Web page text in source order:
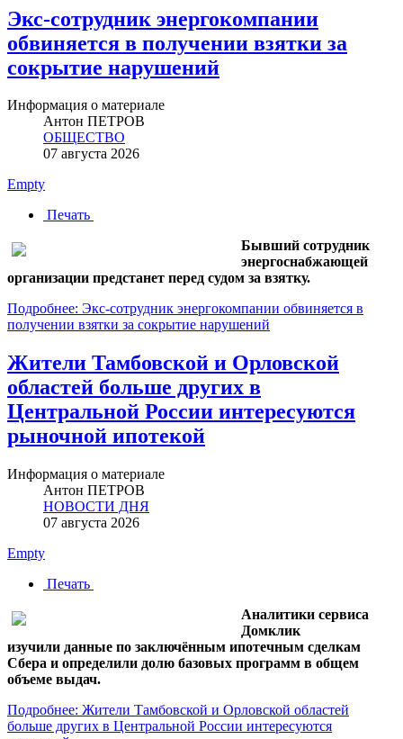
Экс-сотрудник энергокомпании
обвиняется в получении взятки за
сокрытие нарушений
Информация о материале
Антон ПЕТРОВ
ОБЩЕСТВО
07 августа 2026
Empty
Печать
Бывший сотрудник
энергоснабжающей
организации предстанет перед судом за взятку.
Подробнее: Экс-сотрудник энергокомпании обвиняется в
получении взятки за сокрытие нарушений
Жители Тамбовской и Орловской
областей больше других в
Центральной России интересуются
рыночной ипотекой
Информация о материале
Антон ПЕТРОВ
НОВОСТИ ДНЯ
07 августа 2026
Empty
Печать
Аналитики сервиса
Домклик
изучили данные по заключённым ипотечным сделкам
Сбера и определили долю базовых программ в общем
объеме выдач.
Подробнее: Жители Тамбовской и Орловской областей
больше других в Центральной России интересуются